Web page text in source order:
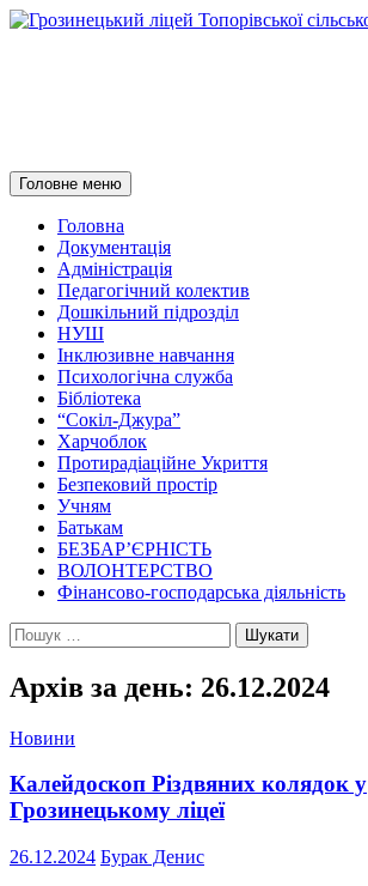
Пошук
Головне меню Перейти
до
Головна
Документація
Адміністрація
Педагогічний колектив
Дошкільний підрозділ
НУШ
Інклюзивне навчання
Психологічна служба
Бібліотека
“Сокіл-Джура”
Харчоблок
Протирадіаційне Укриття
Безпековий простір
Учням
Батькам
БЕЗБАР’ЄРНІСТЬ
ВОЛОНТЕРСТВО
Фінансово-господарська діяльність
Пошук:
Архів за день: 26.12.2024
Новини
Калейдоскоп Різдвяних колядок у
Грозинецькому ліцеї
26.12.2024 Бурак Денис